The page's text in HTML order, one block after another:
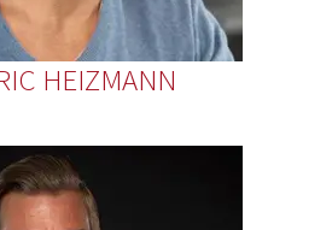
HEIZMANN